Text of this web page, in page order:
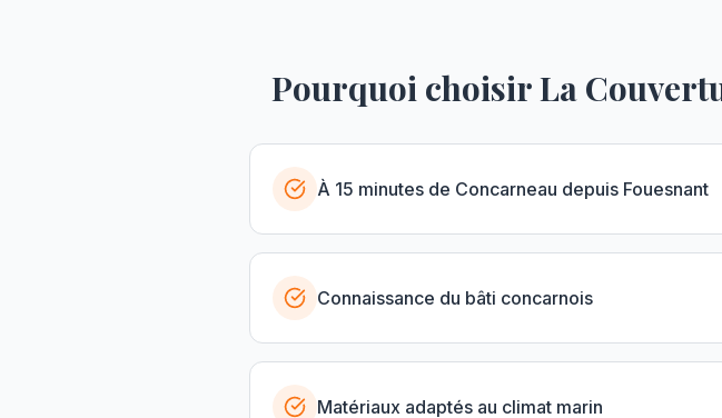
Pourquoi choisir La
À 15 minutes de Concarneau depuis Fouesnant
Connaissance du bâti concarnois
Matériaux adaptés au climat marin